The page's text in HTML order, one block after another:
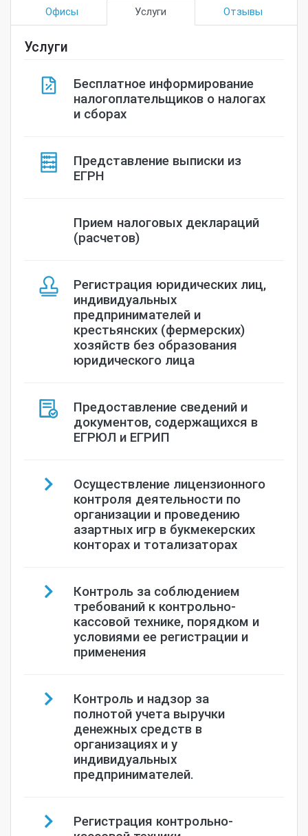
Офисы Услуги Отзывы
Услуги
Бесплатное информирование
налогоплательщиков о налогах
и сборах
Представление выписки из
ЕГРН
Прием налоговых деклараций
(расчетов)
Регистрация юридических лиц,
индивидуальных
предпринимателей и
крестьянских (фермерских)
хозяйств без образования
юридического лица
Предоставление сведений и
документов, содержащихся в
ЕГРЮЛ и ЕГРИП
Осуществление лицензионного
контроля деятельности по
организации и проведению
азартных игр в букмекерских
конторах и тотализаторах
Контроль за соблюдением
требований к контрольно-
кассовой технике, порядком и
условиями ее регистрации и
применения
Контроль и надзор за
полнотой учета выручки
денежных средств в
организациях и у
индивидуальных
предпринимателей.
Регистрация контрольно-